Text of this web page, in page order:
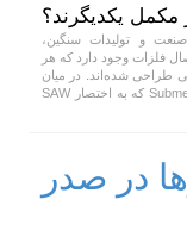
یکدیگرند؟
و تولیدات سنگین،
فلزات وجود دارد که هر
طراحی شده‌اند. در میان
این تکنولوژی‌ها، جوشکاری زیرپودری یا Submerged Arc Welding که به اختصار SAW
در صدر